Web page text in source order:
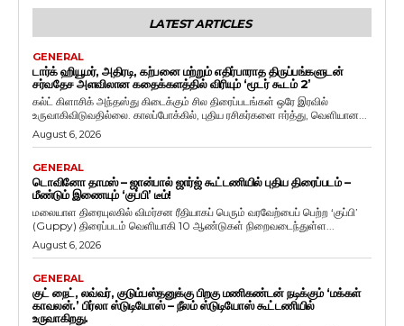
LATEST ARTICLES
GENERAL
டார்க் ஹியூமர், அதிரடி, கற்பனை மற்றும் எதிர்பாராத திருப்பங்களுடன்
சர்வதேச அளவிலான கதைக்களத்தில் விரியும் ‘மூடர் கூடம் 2’
கல்ட் கிளாசிக் அந்தஸ்து கிடைக்கும் சில திரைப்படங்கள் ஒரே இரவில்
உருவாகிவிடுவதில்லை. காலப்போக்கில், புதிய ரசிகர்களை ஈர்த்து, வெளியான...
August 6, 2026
GENERAL
டொவினோ தாமஸ் – ஜான்பால் ஜார்ஜ் கூட்டணியில் புதிய திரைப்படம் –
மீண்டும் இணையும் ‘குப்பி’ டீம்!
மலையாள திரையுலகில் விமர்சன ரீதியாகப் பெரும் வரவேற்பைப் பெற்ற ‘குப்பி’
(Guppy) திரைப்படம் வெளியாகி 10 ஆண்டுகள் நிறைவடைந்துள்ள...
August 6, 2026
GENERAL
குட் நைட், லவ்வர், குடும்பஸ்தனுக்கு பிறகு மணிகண்டன் நடிக்கும் ‘மக்கள்
காவலன்.’ பிர்லா ஸ்டுடியோஸ் – நீலம் ஸ்டுடியோஸ் கூட்டணியில்
உருவாகிறது.